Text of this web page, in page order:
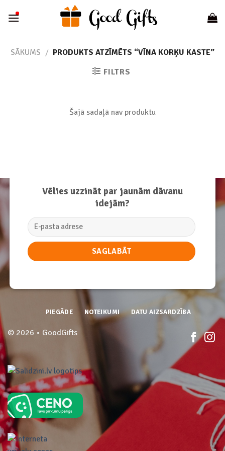
SĀKUMS / PRODUKTS ATZĪMĒTS “VĪNA KORĶU KASTE”
FILTRS
Šajā sadaļā nav produktu
Vēlies uzzināt par jaunām dāvanu
idejām?
© 2026 • GoodGifts
PIEGĀDE NOTEIKUMI DATU AIZSARDZĪBA